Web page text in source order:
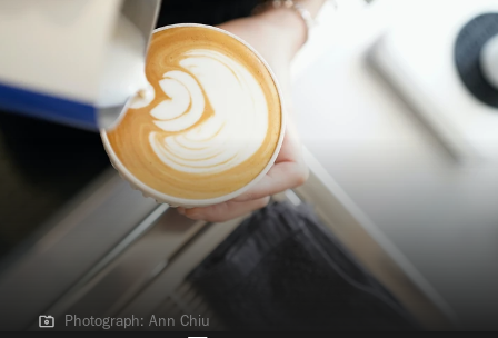
Photograph: Ann Chiu